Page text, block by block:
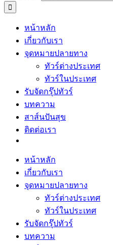
หน้าหลัก
เกี่ยวกับเรา
จุดหมายปลายทาง
ทัวร์ต่างประเทศ
ทัวร์ในประเทศ
รับจัดกรุ๊ปทัวร์
บทความ
สาส์นปันสุข
ติดต่อเรา
หน้าหลัก
เกี่ยวกับเรา
จุดหมายปลายทาง
ทัวร์ต่างประเทศ
ทัวร์ในประเทศ
รับจัดกรุ๊ปทัวร์
บทความ